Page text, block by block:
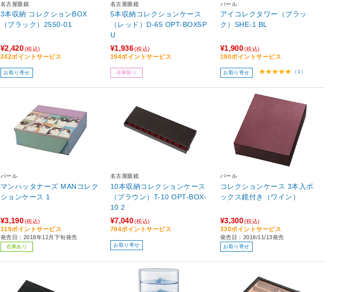
名古屋眼鏡
3本収納 コレクションBOX
（ブラック）2550-01
¥2,420(税込)
242ポイントサービス
お取り寄せ
名古屋眼鏡
5本収納コレクションケース
（レッド）D-65 OPT-BOX5P
U
¥1,936(税込)
194ポイントサービス
在庫限り
パール
アイコレクタワー（ブラッ
ク）SHE-1 BL
¥1,900(税込)
190ポイントサービス
お取り寄せ （1）
パール
マンハッタナーズ MANコレク
ションケース 1
¥3,190(税込)
319ポイントサービス
発売日：2018年12月下旬発売
在庫あり
名古屋眼鏡
10本収納コレクションケース
（ブラウン）T-10 OPT-BOX-
10 2
¥7,040(税込)
704ポイントサービス
お取り寄せ
パール
コレクションケース 3本入ボ
ックス鏡付き（ワイン）
¥3,300(税込)
330ポイントサービス
発売日：2018/11/13発売
お取り寄せ